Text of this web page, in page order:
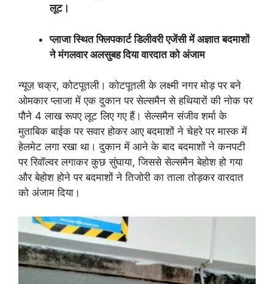
लूट।
प्लाजा स्थित फ्लिपकार्ट डिलीवरी एजेंसी में अज्ञात बदमाशों
ने मंगलवार अलसुबह दिया वारदात को अंजाम
न्यूज़ चक्र, कोटपूतली। कोटपूतली के लक्ष्मी नगर मोड़ पर बने
ओमकार प्लाजा में एक दुकान पर सेल्समैन से हथियारों की नोक पर
पौने 4 लाख रूपए लूट लिए गए हैं। सेल्समैन संजीव शर्मा के
मुताबिक बाईक पर सवार होकर आए बदमाशों ने चेहरे पर मास्क में
हेलमेट लगा रखा था। दुकान में आने के बाद बदमाशों ने कनपटी
पर रिवॉल्वर लगाकर कुछ सुंघाया, जिससे सेल्समैन बेहोश हो गया
और बेहोश होने पर बदमाशों ने तिजोरी का ताला तोड़कर वारदात
को अंजाम दिया।